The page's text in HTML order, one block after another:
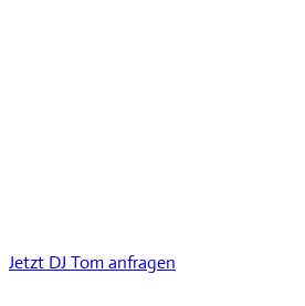
Jetzt DJ Tom anfragen